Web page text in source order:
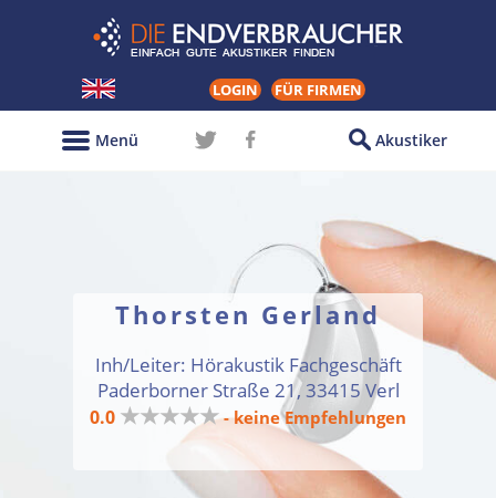
LOGIN FÜR FIRMEN
Akustiker
Menü
Thorsten Gerland
Inh/Leiter: Hörakustik Fachgeschäft
Paderborner Straße 21, 33415 Verl
0.0 ★★★★★ - keine Empfehlungen